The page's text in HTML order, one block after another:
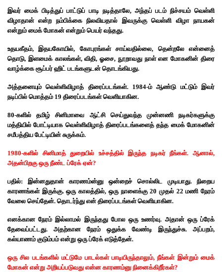
இவர் மைக் பிடித்துப் பாட்டுப் பாடி நடித்தாலே, அந்தப் படம் நிச்சயம் வெள்ளி
விழாதான் என்ற நம்பிக்கை நிலவியதால் இவருக்கு வெள்ளி விழா நாயகன்
என்றும் மைக் மோகன் என்றும் பெயர் வந்தது.
உதயகீதம், இதயகோயில், கோபுரங்கள் சாய்வதில்லை, தென்றலே என்னைத்
தொடு, இளமைக் காலங்கள், விதி, ஓசை, நூறாவது நாள் என மோகனின் திரை
வாழ்க்கை சூப்பர் ஹிட் படங்களுடன் தொடங்கியது.
அத்தனையும் வெள்ளிவிழாத் திரைப்படங்கள். 1984-ம் ஆண்டு மட்டும் இவர்
நடிப்பில் மொத்தம் 19 திரைப்படங்கள் வெளியாகின.
80-களில் தமிழ் சினிமாவை ஆட்சி செய்துவந்த முன்னணி நடிகர்களுக்கு
மத்தியில் போட்டியாக வெள்ளிவிழாத் திரைப்படங்களைத் தந்த மைக் மோகனின்
சமீபத்திய பேட்டியின் சுருக்கம்.
1980-களில் சினிமாத் துறையில் உச்சத்தில் இருந்த நடிகர் நீங்கள். ஆனால்,
அதன்பிறகு ஒரு நீண்ட ப்ரேக் ஏன்?
பதில்: இன்னதுதான் காரணம்ன்னு ஒன்றைச் சொல்லிட முடியாது. நிறைய
காரணங்கள் இருக்கு.ஒரு காலத்தில், ஒரு நாளைக்கு 20 முதல் 22 மணி நேரம்
வேலை செய்தேன். தொடர்ந்து என் திரைப்படங்கள் வெளியாகின.
எனக்கான நேரம் இல்லாமல் இருந்தது போல ஒரு உணர்வு. அதான் ஒரு ப்ரேக்
தேவைப்பட்டது. அதற்கான நேரம் ஒதுக்க வேண்டி இருந்துச்சு. அப்பறம்,
கல்யாணம் குடும்பம் என்று ஒரு ப்ரேக் எடுத்தேன்.
ஒரு சில படங்களில் மட்டுமே பாடல்கள் பாடியிருந்தாலும், நீங்கள் இன்றும் மைக்
மோகன் என்று அறியப்படுவது என்ன காரணம்னு நினைக்கிறீர்கள்?